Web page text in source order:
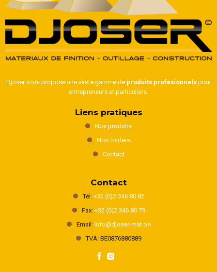
Djoser vous propose une vaste gamme de produits profesionnelspour
entrepreneurs et particuliers.
Liens pratiques
Nos produits
Nos folders
Contact
Contact
Tél: +32 (0)2 346 80 82
Fax: +32 (0)2 346 80 79
Email: info@djoser-mat.be
TVA: BE0876880889